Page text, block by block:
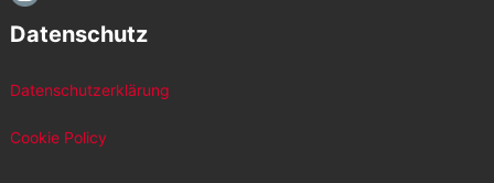
Datenschutz
Datenschutzerklärung
Cookie Policy